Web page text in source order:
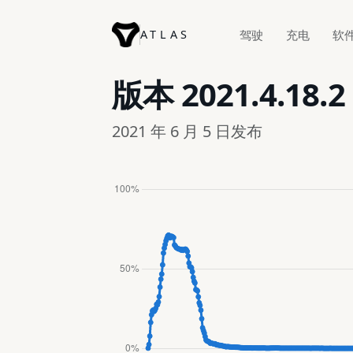
ATLAS 驾驶 充电 软
版本2021.4.18.2
2021 年 6 月 5 日发布